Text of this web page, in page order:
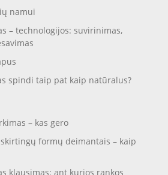
namui
– technologijos: suvirinimas,
spindi taip pat kaip natūralus?
– kas gero
formų deimantais – kaip
klausimas: ant kurios rankos